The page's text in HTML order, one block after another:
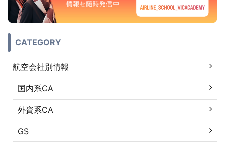
CATEGORY
航空会社別情報
国内系CA
外資系CA
GS